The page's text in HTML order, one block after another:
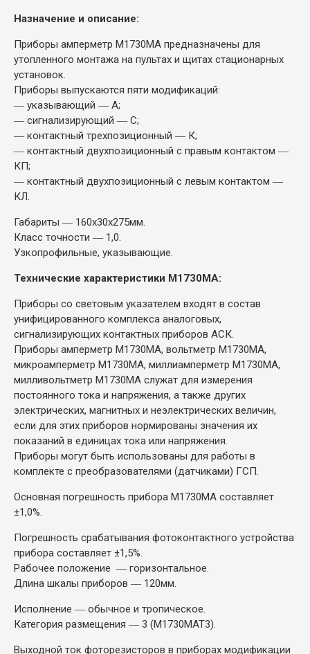
Назначение и описание:
Приборы амперметр М1730МА предназначены для
утопленного монтажа на пультах и щитах стационарных
установок.
Приборы выпускаются пяти модификаций:
― указывающий ― А;
― сигнализирующий ― С;
― контактный трехпозиционный ― К;
― контактный двухпозиционный с правым контактом ―
КП;
― контактный двухпозиционный с левым контактом ―
КЛ.
Габариты ― 160х30х275мм.
Класс точности ― 1,0.
Узкопрофильные, указывающие.
Технические характеристики М1730МА:
Приборы со световым указателем входят в состав
унифицированного комплекса аналоговых,
сигнализирующих контактных приборов АСК.
Приборы амперметр М1730МА, вольтметр М1730МА,
микроамперметр М1730МА, миллиамперметр М1730МА,
милливольтметр М1730МА служат для измерения
постоянного тока и напряжения, а также других
электрических, магнитных и неэлектрических величин,
если для этих приборов нормированы значения их
показаний в единицах тока или напряжения.
Приборы могут быть использованы для работы в
комплекте с преобразователями (датчиками) ГСП.
Основная погрешность прибора М1730МА составляет
±1,0%.
Погрешность срабатывания фотоконтактного устройства
прибора составляет ±1,5%.
Рабочее положение ― горизонтальное.
Длина шкалы приборов ― 120мм.
Исполнение ― обычное и тропическое.
Категория размещения ― 3 (М1730МАТ3).
Выходной ток фоторезисторов в приборах модификации